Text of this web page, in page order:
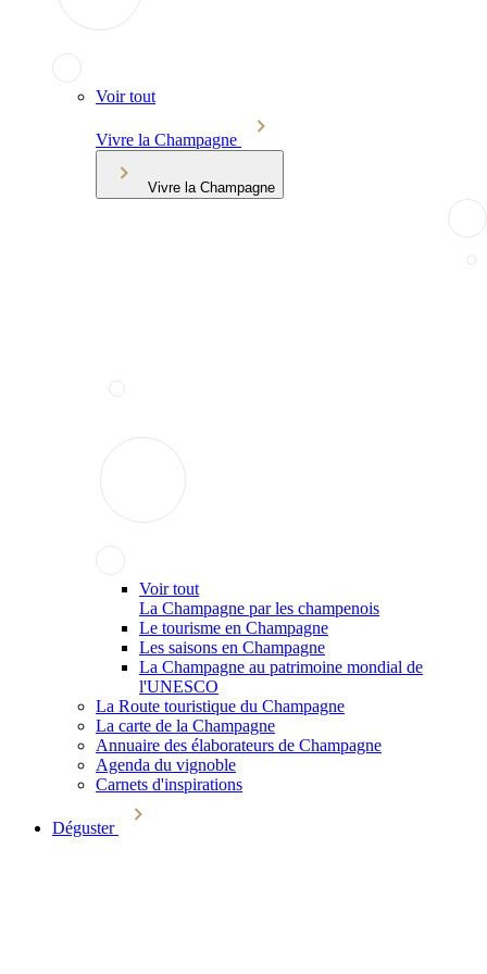
Voir tout
Vivre la Champagne
Vivre la Champagne
Voir tout
La Champagne par les champenois
Le tourisme en Champagne
Les saisons en Champagne
La Champagne au patrimoine mondial de
l'UNESCO
La Route touristique du Champagne
La carte de la Champagne
Annuaire des élaborateurs de Champagne
Agenda du vignoble
Carnets d'inspirations
Déguster